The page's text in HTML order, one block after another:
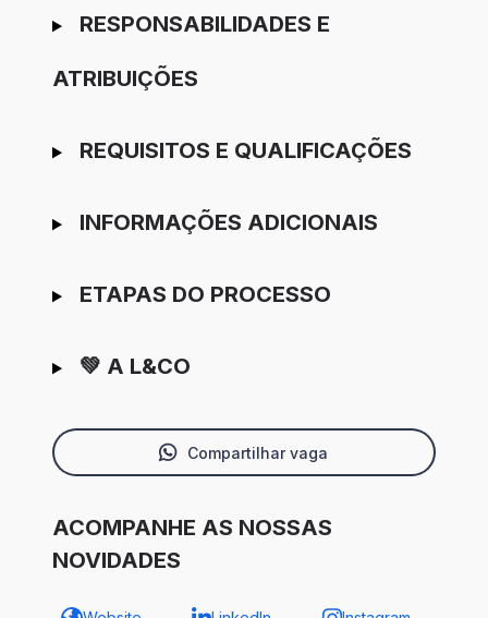
RESPONSABILIDADES E
ATRIBUIÇÕES
REQUISITOS E QUALIFICAÇÕES
INFORMAÇÕES ADICIONAIS
ETAPAS DO PROCESSO
💚 A L&CO
Compartilhar vaga
ACOMPANHE AS NOSSAS
NOVIDADES